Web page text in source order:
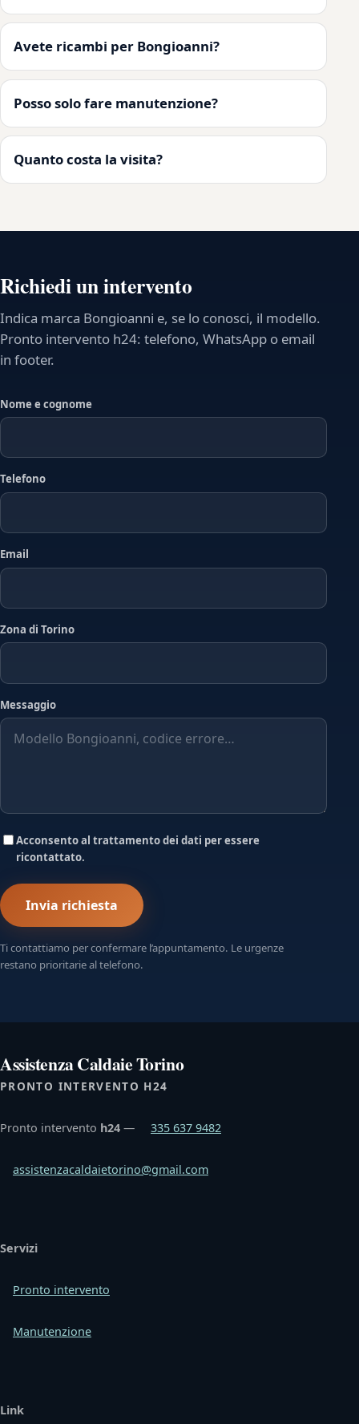
Avete ricambi per Bongioanni?
Posso solo fare manutenzione?
Quanto costa la visita?
Richiedi un intervento
Indica marca Bongioanni e, se lo conosci, il modello.
Pronto intervento h24: telefono, WhatsApp o email
in footer.
Nome e cognome
Telefono
Email
Zona di Torino
Messaggio
Acconsento al trattamento dei dati per essere
ricontattato.
Invia richiesta
Ti contattiamo per confermare l’appuntamento. Le urgenze
restano prioritarie al telefono.
Assistenza Caldaie Torino
PRONTO INTERVENTO H24
Pronto intervento h24 — 335 637 9482
assistenzacaldaietorino@gmail.com
Servizi
Pronto intervento
Manutenzione
Link